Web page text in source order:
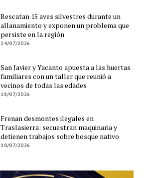
Rescatan 15 aves silvestres durante un
allanamiento y exponen un problema que
persiste en la región
24/07/2026
San Javier y Yacanto apuesta a las huertas
familiares con un taller que reunió a
vecinos de todas las edades
18/07/2026
Frenan desmontes ilegales en
Traslasierra: secuestran maquinaria y
detienen trabajos sobre bosque nativo
10/07/2026